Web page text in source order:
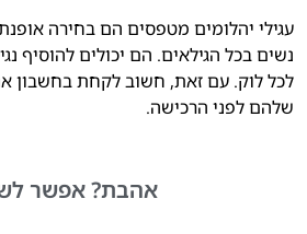
עגילי יהלומים מטפסים הם בחירה
נשים בכל הגילאים. הם יכולים להוסיף
לכל לוק. עם זאת, חשוב לקחת בחשבון
שלהם לפני הרכישה.
אהבת? אפשר